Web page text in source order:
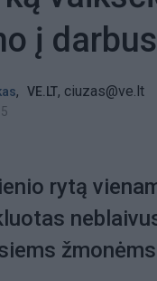
į
, VE.LT, ciuzas@ve.lt
rytą